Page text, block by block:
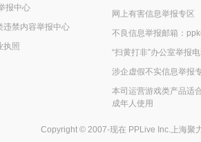
报中心
违禁内容举报中心
执照
网上有害信息举报专区
不良信息举报邮箱：
“扫黄打非”办公室举报
涉企虚假不实信息举报
本司运营游戏类产品适
成年人使用
Copyright © 2007-现在 PPLive Inc.上海聚